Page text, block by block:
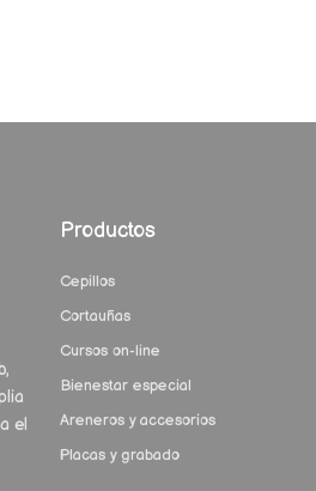
el
Productos
Cepillos
Cortauñas
Cursos on-line
Bienestar especial
Areneros y accesorios
Placas y grabado